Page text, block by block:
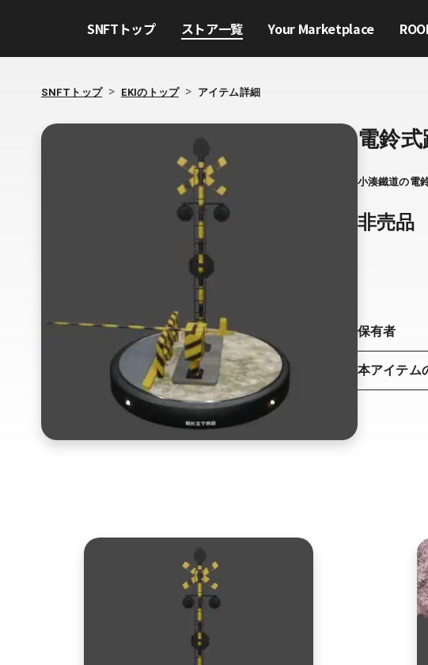
SNFTトップ ストア一覧 Your Marketplace
SNFTトップ > EKIのトップ > アイテム詳細
電鈴式
小湊鐵道の電
非売品
保有者
本アイテム